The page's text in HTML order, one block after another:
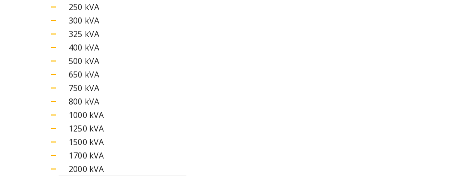
250 kVA
300 kVA
325 kVA
400 kVA
500 kVA
650 kVA
750 kVA
800 kVA
1000 kVA
1250 kVA
1500 kVA
1700 kVA
2000 kVA